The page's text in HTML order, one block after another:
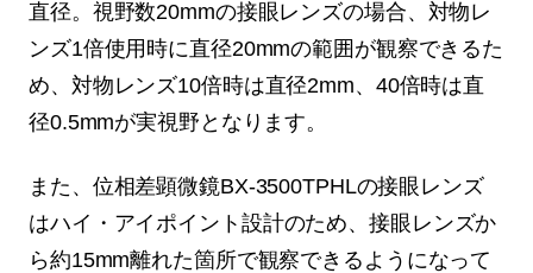
直径。視野数20mmの接眼レンズの場合、対物レ
ンズ1倍使用時に直径20mmの範囲が観察できるた
め、対物レンズ10倍時は直径2mm、40倍時は直
径0.5mmが実視野となります。
また、位相差顕微鏡BX-3500TPHLの接眼レンズ
はハイ・アイポイント設計のため、接眼レンズか
ら約15mm離れた箇所で観察できるようになって